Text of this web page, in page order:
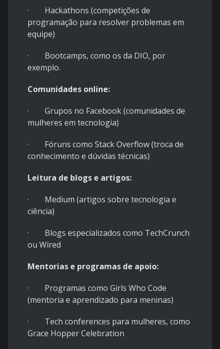
· Hackathons (competições de
programação para resolver problemas em
equipe)
· Bootcamps, como os da DIO, por
exemplo.
Comunidades online:
· Grupos no Facebook (comunidades de
mulheres em tecnologia)
· Fóruns como Stack Overflow (troca de
conhecimento e dúvidas técnicas)
Leitura de blogs e artigos:
· Medium (artigos sobre tecnologia e
ciência)
· Blogs especializados como TechCrunch
ou Wired
Mentorias e programas de apoio:
· Programas como Girls Who Code
(mentoria e aprendizado para meninas)
· Tech conferences para mulheres, como
Grace Hopper Celebration